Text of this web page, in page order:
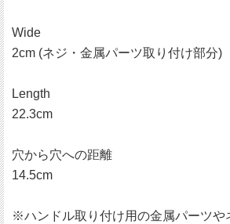
Wide
2cm (ネジ・金属パーツ取り付け部分)
Length
22.3cm
穴から穴への距離
14.5cm
※ハンドル取り付け用の金属パーツや